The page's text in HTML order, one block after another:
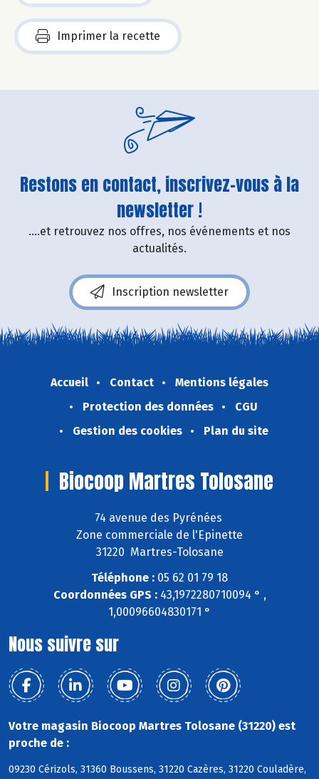
Imprimer la recette
Restons en contact, inscrivez-vous à la
newsletter !
....et retrouvez nos offres, nos événements et nos
actualités.
Inscription newsletter
Accueil Contact
Mentions légales
Protection des données
CGU
Gestion des cookies
Plan du site
Biocoop Martres Tolosane
74 avenue des Pyrénées
Zone commerciale de l'Epinette
31220 Martres-Tolosane
Téléphone : 05 62 01 79 18
Coordonnées GPS :43,1972280710094 ° ,
1,00096604830171 °
Nous suivre sur
Votre magasin Biocoop Martres Tolosane (31220) est
proche de :
09230 Cérizols, 31360 Boussens, 31220 Cazères, 31220 Couladère,